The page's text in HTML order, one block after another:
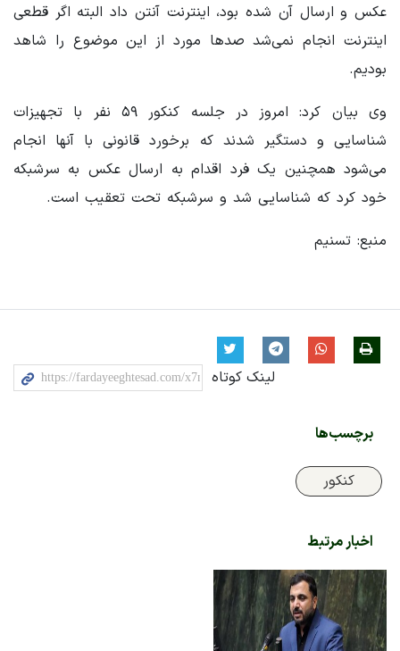
عکس و ارسال آن شده بود، اینترنت آنتن داد البته اگر قطعی
اینترنت انجام نمی‌شد صدها مورد از این موضوع را شاهد
بودیم.
وی بیان کرد: امروز در جلسه کنکور ۵۹ نفر با تجهیزات
شناسایی و دستگیر شدند که برخورد قانونی با آنها انجام
می‌شود همچنین یک فرد اقدام به ارسال عکس به سرشبکه
خود کرد که شناسایی شد و سرشبکه تحت تعقیب است.
منبع: تسنیم
لینک کوتاه
برچسب‌ها
کنکور
اخبار مرتبط